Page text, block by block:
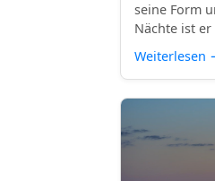
seine Form
Nächte ist
Weiterlesen